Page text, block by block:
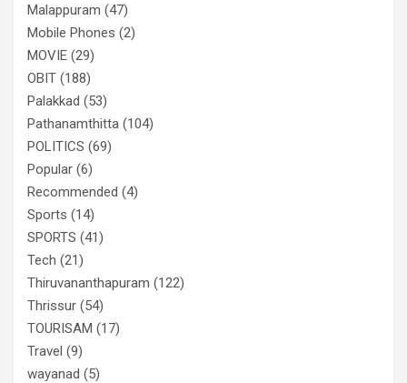
Malappuram (47)
Mobile Phones (2)
MOVIE (29)
OBIT (188)
Palakkad (53)
Pathanamthitta (104)
POLITICS (69)
Popular (6)
Recommended (4)
Sports (14)
SPORTS (41)
Tech (21)
Thiruvananthapuram (122)
Thrissur (54)
TOURISAM (17)
Travel (9)
wayanad (5)